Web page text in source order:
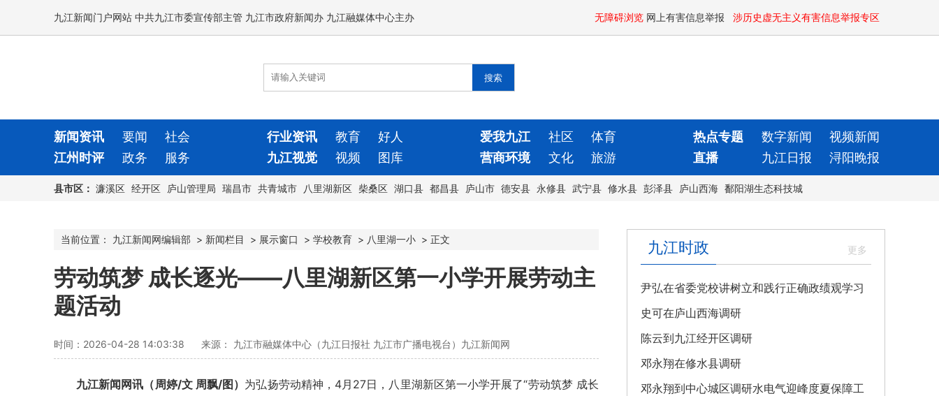
九江新闻门户网站 中共九江市委宣传部主管 九江市政府新闻办 九江融媒体中心主办 无障碍浏览 网上有害信息举报 涉历史虚无主义有害信息举报专区
新闻资讯 要闻 社会 行业资讯 教育 好人 爱我九江 社区 体育 热点专题 数字新闻
视频新闻
江州时评
政务 服务 九江视觉 视频 图库 营商环境 文化 旅游 直播 九江日报 浔阳晚报
县市区： 濂溪区 经开区 庐山管理局 瑞昌市 共青城市 八里湖新区 柴桑区 湖口县 都昌县 庐山市 德安县 永修县 武宁县 修水县 彭泽县 庐山西海 鄱阳湖生态科技城
当前位置： 九江新闻网编辑部 > 新闻栏目 > 展示窗口 > 学校教育 > 八里湖一小 > 正文
劳动筑梦 成长逐光——八里湖新区第一小学开展劳动主
题活动
时间：2026-04-28 14:03:38 来源： 九江市融媒体中心（九江日报社 九江市广播电视台）九江新闻网
九江新闻网讯（周婷/文 周飘/图） 为弘扬劳动精神，4月27日，八里湖新区第一小学开展了“劳动筑梦 成长
九江时政
尹弘在省委党校讲树立和践行正确政绩观学习
教育专题党课
史可在庐山西海调研
陈云到九江经开区调研
邓永翔在修水县调研
邓永翔到中心城区调研水电气迎峰度夏保障工